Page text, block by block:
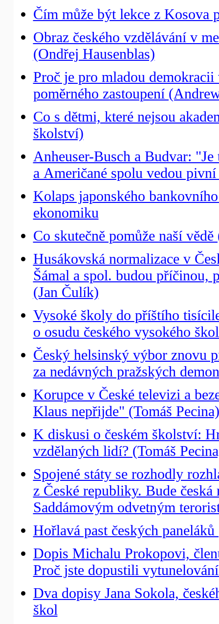
Čím může být lekce z Kosova
Obraz českého vzdělávání v
(Ondřej Hausenblas)
Proč je pro mladou
poměrného zastoupení
Co s dětmi, které nejsou
školství)
Anheuser-Busch a Budvar:
a Američané spolu vedou
Kolaps japonského
ekonomiku
Co skutečně pomůže naší
Husákovská normalizace v
Šámal a spol. budou příčinou,
(Jan Čulík)
Vysoké školy do příštího
o osudu českého vysokého
Český helsinský výbor znovu
za nedávných pražských
Korupce v České televizi a
Klaus nepřijde" (Tomáš Pecina)
K diskusi o českém školství:
vzdělaných lidí? (Tomáš
Spojené státy se rozhodly
z České republiky. Bude
Saddámovým odvetným
Hořlavá past českých
Dopis Michalu Prokopovi,
Proč jste dopustili
Dva dopisy Jana Sokola,
škol